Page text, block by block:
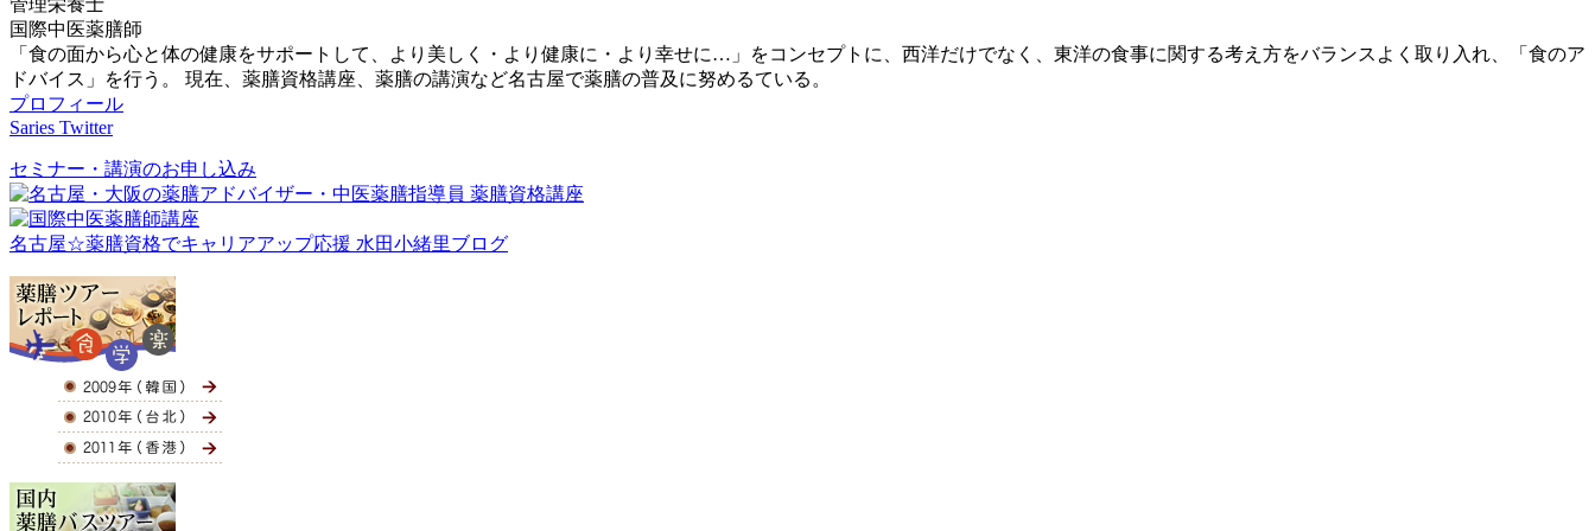
管理栄養士
国際中医薬膳師
「食の面から心と体の健康をサポートして、より美しく・より健康に・より幸せに…」をコンセプトに、西洋だけでなく、東洋の食事に関する考え方をバランスよく取り入れ、「食のア
ドバイス」を行う。 現在、薬膳資格講座、薬膳の講演など名古屋で薬膳の普及に努めるている。
プロフィール
Saries Twitter
セミナー・講演のお申し込み
名古屋☆薬膳資格でキャリアアップ応援 水田小緒里ブログ